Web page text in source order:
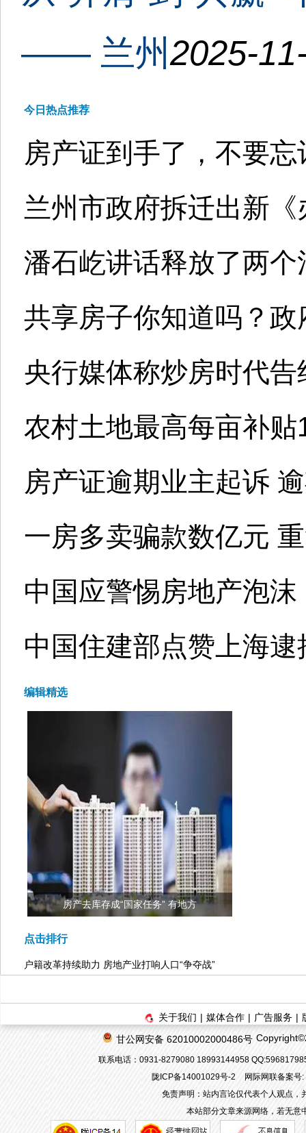
—— 兰州2025-
今日热点推荐
房产证到手了，不要忘
兰州市政府拆迁出新
潘石屹讲话释放了两
共享房子你知道吗？
央行媒体称炒房时代
农村土地最高每亩补贴
房产证逾期业主起诉
一房多卖骗款数亿元
中国应警惕房地产泡沫
中国住建部点赞上海逮
编辑精选
房产去库存成“国家任务” 有地方
点击排行
户籍改革持续助力 房地产业打响人口“争夺战”
关于我们 | 媒体合作 | 广告服务 |
甘公网安备 62010002000486号
联系电话：0931-8279080 18993144958
陇ICP备14001029号-2
网际网联备案
免责声明：站内言论仅代表个人观点，
本站部分文章来源网络，若无意